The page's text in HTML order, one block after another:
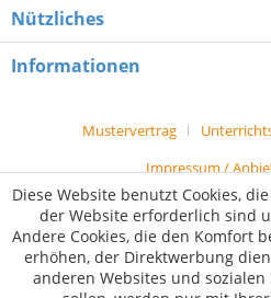
Nützliches
Informationen
Mustervertrag
Impressum /
Diese Website benutzt Cookies,
der Website erforderlich sind
Andere Cookies, die den Komfort
erhöhen, der Direktwerbung
anderen Websites und